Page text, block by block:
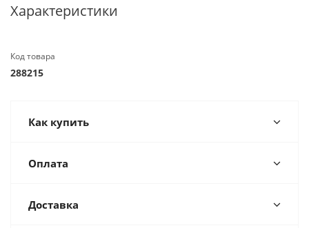
Характеристики
Код товара
288215
Как купить
Оплата
Доставка